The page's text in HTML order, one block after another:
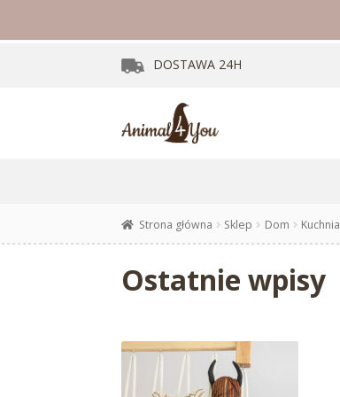
DOSTAWA 24H
Strona główna Sklep Dom Kuchnia
Ostatnie wpisy